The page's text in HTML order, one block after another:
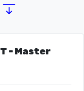
- Master